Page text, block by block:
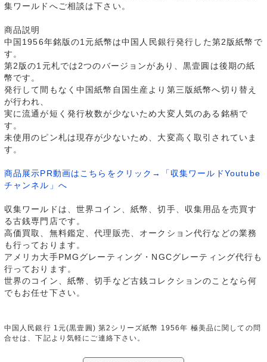
集ワールドへご相談は下さい。
商品説明
中国1956年銘版の1元紙幣は中国人民銀行発行した第2版紙幣で
す。
第2版の1元札では2つのバージョンがあり、黒壹圓は後期の紙
幣です。
発行して間もなく中国紙幣自国生産より第三版紙幣へ切り替え
が行われ、
実に流通が短く発行枚数が少ないため大変人気のある銘柄で
す。
未使用のピン札は現存が少ないため、大変高く取引されていま
す。
商品展示PR動画はこちらをクリック→「収集ワールドYoutube
チャンネル」へ
収集ワールドは、世界コイン、紙幣、切手、収集用品を売買す
る古銭専門店です。
高価買取、無料鑑定、代理販売、オークション代行などの業務
も行っております。
アメリカ大手PMGグレーティング・NGCグレーティング代行も
行っております。
世界のコイン、紙幣、切手など古銭コレクションのことなら何
でもお任せ下さい。
中国人民銀行 1元(黒壹圓) 第2シリーズ紙幣 1956年 極美品に関しての問
合せは、下記より気軽にご連絡下さい。